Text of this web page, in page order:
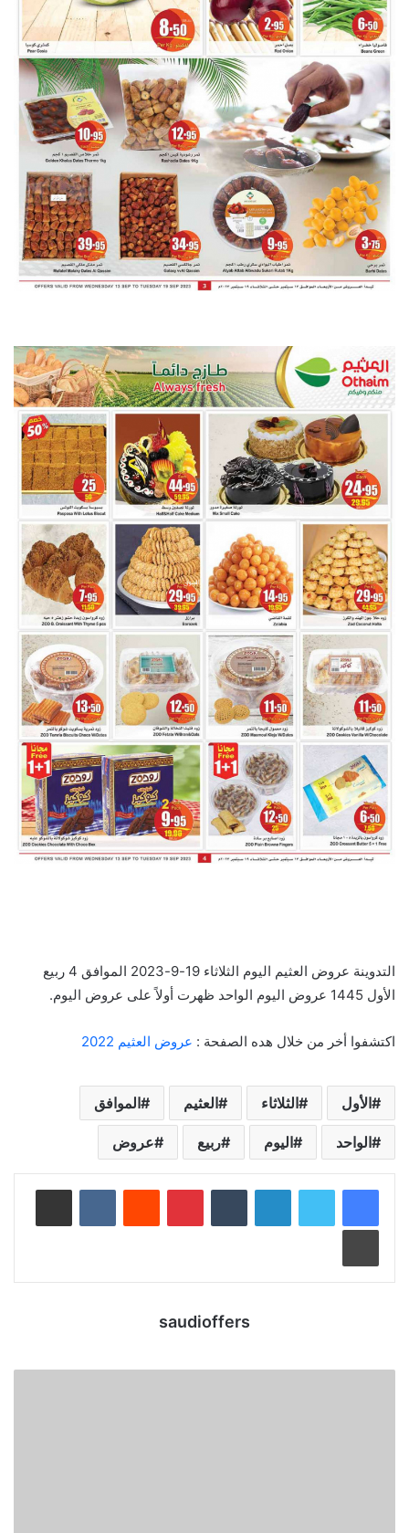
التدوينة عروض العثيم اليوم الثلاثاء 19-9-2023 الموافق 4 ربيع
الأول 1445 عروض اليوم الواحد ظهرت أولاً على عروض اليوم.
اكتشفوا أخر من خلال هده الصفحة : عروض العثيم 2022
الأول الثلاثاء العثيم الموافق
الواحد اليوم ربيع عروض
لينكدإن بينتيريست
saudioffers